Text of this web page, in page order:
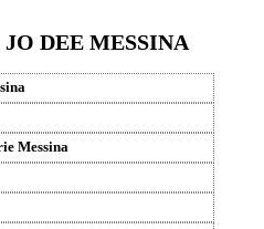
DEE MESSINA
Messina